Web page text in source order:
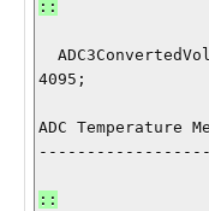
4095;
ADC Temperature
::